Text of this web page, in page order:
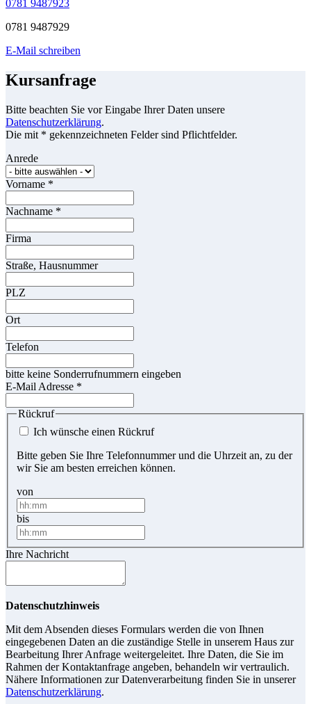
0781 9487923
0781 9487929
E-Mail schreiben
Kursanfrage
Bitte beachten Sie vor Eingabe Ihrer Daten unsere
Datenschutzerklärung.
Die mit * gekennzeichneten Felder sind Pflichtfelder.
Anrede
Vorname *
Nachname *
Firma
Straße, Hausnummer
PLZ
Ort
Telefon
bitte keine Sonderrufnummern eingeben
E-Mail Adresse *
Rückruf
Ich wünsche einen Rückruf
Bitte geben Sie Ihre Telefonnummer und die Uhrzeit an, zu der
wir Sie am besten erreichen können.
von
bis
Ihre Nachricht
Datenschutzhinweis
Mit dem Absenden dieses Formulars werden die von Ihnen
eingegebenen Daten an die zuständige Stelle in unserem Haus zur
Bearbeitung Ihrer Anfrage weitergeleitet. Ihre Daten, die Sie im
Rahmen der Kontaktanfrage angeben, behandeln wir vertraulich.
Nähere Informationen zur Datenverarbeitung finden Sie in unserer
Datenschutzerklärung.